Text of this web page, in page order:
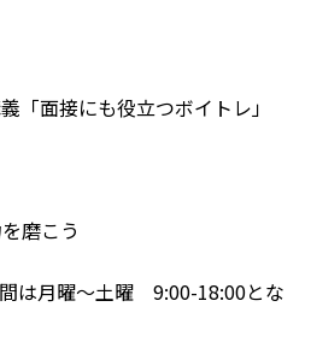
「面接にも役立つボイトレ」
磨こう
は月曜〜土曜 9:00-18:00とな